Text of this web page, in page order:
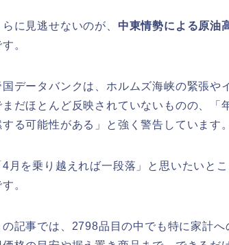
らに見逃せないのが、 中東情勢による原油
。
国データバンクは、ホルムズ海峡の緊張や
まだほとんど反映されていないものの、「
する可能性がある」と強く警告しています。
4月を乗り越えれば一段落」と思いたいと
。
の記事では、2798品目の中でも特に家計